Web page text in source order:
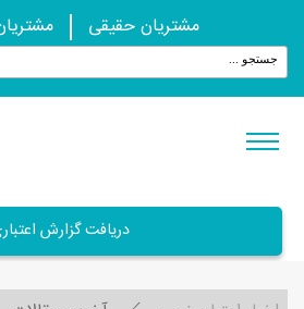
مشتریان حقیقی
دریافت گزارش